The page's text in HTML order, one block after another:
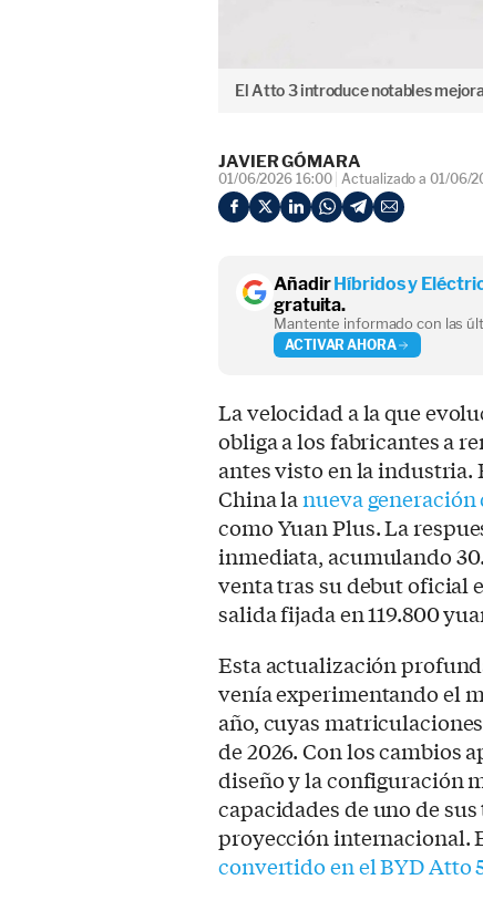
El Atto 3 introduce notables
JAVIER GÓMARA
01/06/2026 16:00 Actualizado a 01/06/
Añadir Híbridos y
gratuita.
Mantente informado con las
ACTIVAR AHORA
La velocidad a la que
obliga a los fabricantes a
antes visto en la industria.
China lanueva generación
como Yuan Plus. La
inmediata, acumulando
venta tras su debut oficial
salida fijada en 119.800
Esta actualización
venía experimentando el
año, cuyas
de 2026. Con los cambios
diseño y la configuración
capacidades de uno de
proyección internacional.
convertido en el BYD Atto